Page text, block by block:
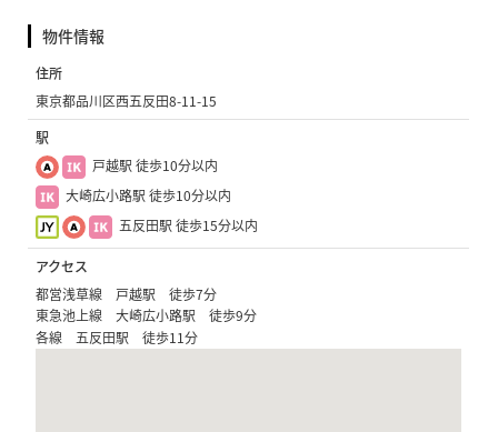
物件情報
住所
東京都品川区西五反田8-11-15
駅
戸越駅 徒歩10分以内
大崎広小路駅 徒歩10分以内
五反田駅 徒歩15分以内
アクセス
都営浅草線 戸越駅 徒歩7分
東急池上線 大崎広小路駅 徒歩9分
各線 五反田駅 徒歩11分